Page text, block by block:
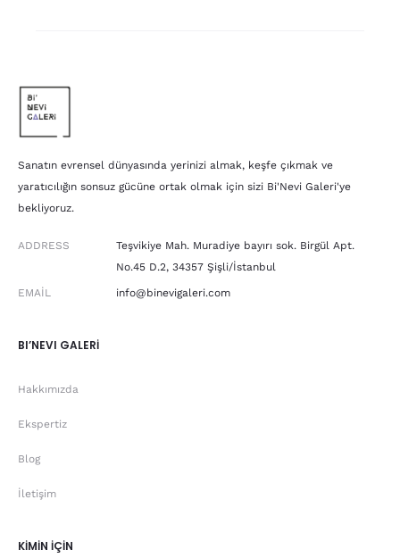
Sanatın evrensel dünyasında yerinizi almak, keşfe çıkmak ve
yaratıcılığın sonsuz gücüne ortak olmak için sizi Bi'Nevi Galeri'ye
bekliyoruz.
ADDRESS
Teşvikiye Mah. Muradiye bayırı sok. Birgül Apt.
No.45 D.2, 34357 Şişli/İstanbul
EMAIL info@binevigaleri.com
BI’NEVI GALERİ
Hakkımızda
Ekspertiz
Blog
İletişim
KİMİN İÇİN